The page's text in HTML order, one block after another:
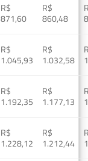
R$
871,60
R$
860,48
R$
1.045,93
R$
1.032,58
R$
1.192,35
R$
1.177,13
R$
1.228,12
R$
1.212,44